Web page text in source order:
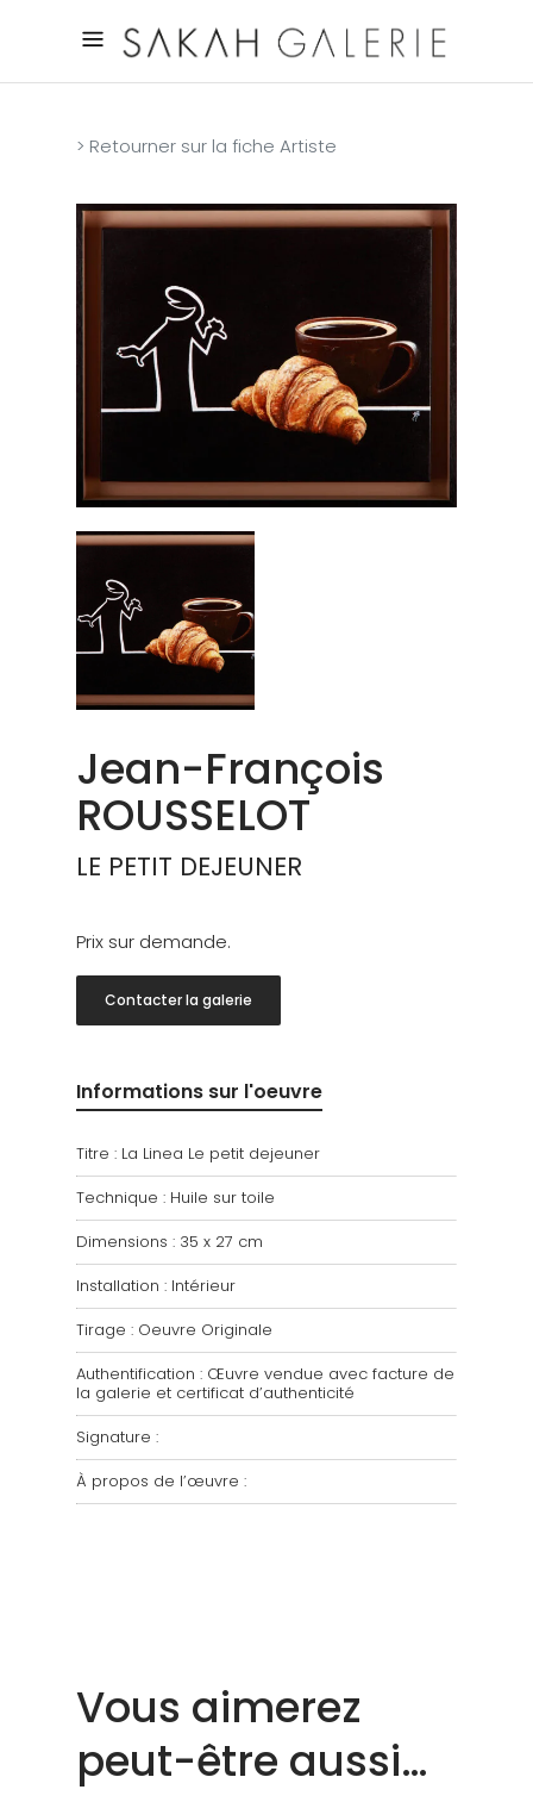
> Retourner sur la fiche Artiste
Jean-François
ROUSSELOT
LE PETIT DEJEUNER
Prix sur demande.
Contacter la galerie
Informations sur l'oeuvre
Titre : La Linea Le petit dejeuner
Technique : Huile sur toile
Dimensions : 35 x 27 cm
Installation : Intérieur
Tirage : Oeuvre Originale
Authentification : Œuvre vendue avec facture de
la galerie et certificat d’authenticité
Signature :
À propos de l’œuvre :
Vous aimerez
peut-être aussi…